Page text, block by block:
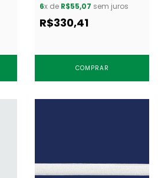
branco c/ 50 m
6x de R$55,07 sem juros
R$330,41
COMPRAR